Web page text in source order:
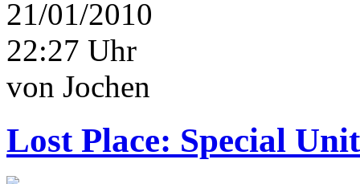
21/01/2010
22:27 Uhr
von Jochen
Lost Place: Special